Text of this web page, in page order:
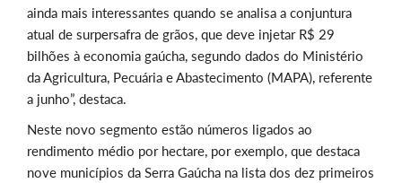
ainda mais interessantes quando se analisa a conjuntura
atual de surpersafra de grãos, que deve injetar R$ 29
bilhões à economia gaúcha, segundo dados do Ministério
da Agricultura, Pecuária e Abastecimento (MAPA), referente
a junho”, destaca.
Neste novo segmento estão números ligados ao
rendimento médio por hectare, por exemplo, que destaca
nove municípios da Serra Gaúcha na lista dos dez primeiros